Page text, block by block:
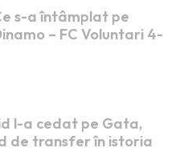
s-a întâmplat pe
– FC Voluntari 4-
l-a cedat pe Gata,
de transfer în istoria